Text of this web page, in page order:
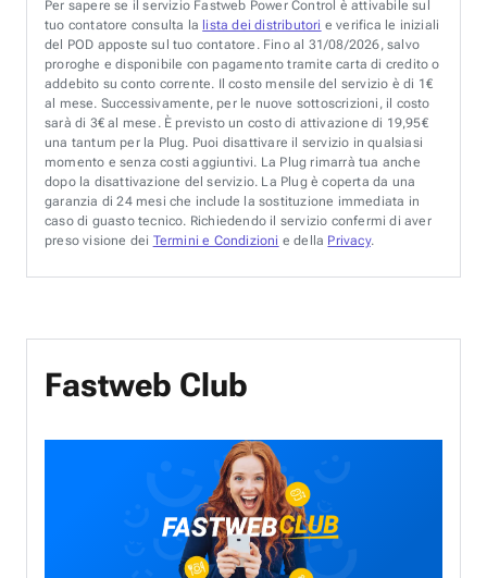
Per sapere se il servizio Fastweb Power Control è attivabile sul
tuo contatore consulta la lista dei distributori e verifica le iniziali
del POD apposte sul tuo contatore. Fino al 31/08/2026, salvo
proroghe e disponibile con pagamento tramite carta di credito o
addebito su conto corrente. Il costo mensile del servizio è di 1€
al mese. Successivamente, per le nuove sottoscrizioni, il costo
sarà di 3€ al mese. È previsto un costo di attivazione di 19,95€
una tantum per la Plug. Puoi disattivare il servizio in qualsiasi
momento e senza costi aggiuntivi. La Plug rimarrà tua anche
dopo la disattivazione del servizio. La Plug è coperta da una
garanzia di 24 mesi che include la sostituzione immediata in
caso di guasto tecnico. Richiedendo il servizio confermi di aver
preso visione dei Termini e Condizioni e della Privacy.
Fastweb Club